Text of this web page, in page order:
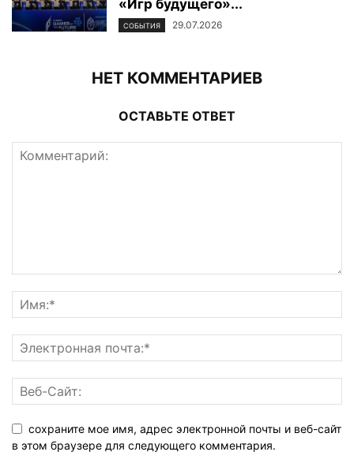
«Игр будущего»...
СОБЫТИЯ 29.07.2026
НЕТ КОММЕНТАРИЕВ
ОСТАВЬТЕ ОТВЕТ
сохраните мое имя, адрес электронной почты и веб-сайт
в этом браузере для следующего комментария.